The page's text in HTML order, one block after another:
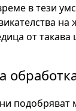
в тези
от
подобряват